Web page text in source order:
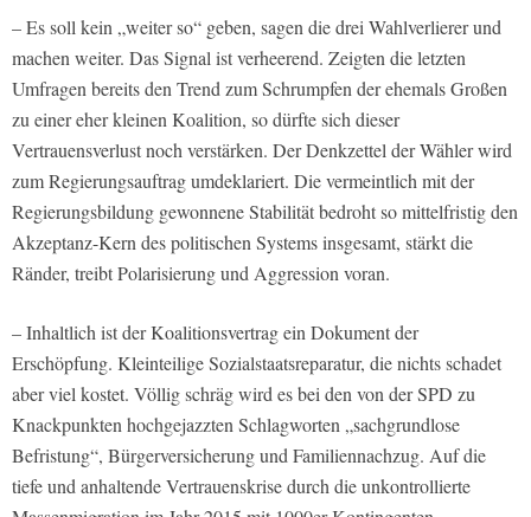
– Es soll kein „weiter so“ geben, sagen die drei Wahlverlierer und
machen weiter. Das Signal ist verheerend. Zeigten die letzten
Umfragen bereits den Trend zum Schrumpfen der ehemals Großen
zu einer eher kleinen Koalition, so dürfte sich dieser
Vertrauensverlust noch verstärken. Der Denkzettel der Wähler wird
zum Regierungsauftrag umdeklariert. Die vermeintlich mit der
Regierungsbildung gewonnene Stabilität bedroht so mittelfristig den
Akzeptanz-Kern des politischen Systems insgesamt, stärkt die
Ränder, treibt Polarisierung und Aggression voran.
– Inhaltlich ist der Koalitionsvertrag ein Dokument der
Erschöpfung. Kleinteilige Sozialstaatsreparatur, die nichts schadet
aber viel kostet. Völlig schräg wird es bei den von der SPD zu
Knackpunkten hochgejazzten Schlagworten „sachgrundlose
Befristung“, Bürgerversicherung und Familiennachzug. Auf die
tiefe und anhaltende Vertrauenskrise durch die unkontrollierte